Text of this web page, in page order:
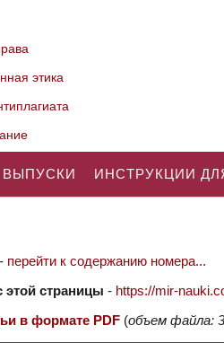
этика
ВЫПУСКИ ИНСТРУКЦИИ
- перейти к содержанию номера...
страницы - https://mir-
в формате PDF (объем файла: